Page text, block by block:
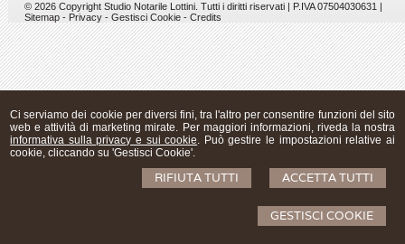
Ci serviamo dei cookie per diversi fini, tra l'altro per consentire funzioni del sito
web e attività di marketing mirate. Per maggiori informazioni, riveda la nostra
informativa sulla privacy e sui cookie. Può gestire le impostazioni relative ai
cookie, cliccando su 'Gestisci Cookie'.
ACCETTA TUTTI
RIFIUTA TUTTI
GESTISCI COOKIE
© 2026 Copyright Studio Notarile Lottini. Tutti i diritti riservati | P.IVA 07504030631 |
Sitemap- Privacy- Gestisci Cookie- Credits